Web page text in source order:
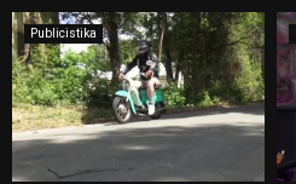
i
e
:
Publicistika